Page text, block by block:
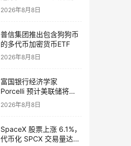
导致1.16亿美元资金流失
2026年8月8日
普信集团推出包含狗狗币
的多代币加密货币ETF
2026年8月8日
富国银行经济学家
Porcelli 预计美联储将维
持利率不变至 2026 年
2026年8月8日
SpaceX 股票上涨 6.1%，
代币化 SPCX 交易量达到